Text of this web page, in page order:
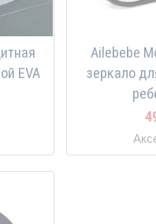
EVA
Ailebebe
зеркало